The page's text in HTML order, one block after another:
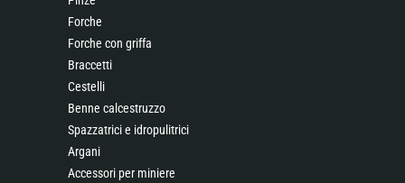
Forche
Forche con griffa
Braccetti
Cestelli
Benne calcestruzzo
Spazzatrici e idropulitrici
Argani
Accessori per miniere